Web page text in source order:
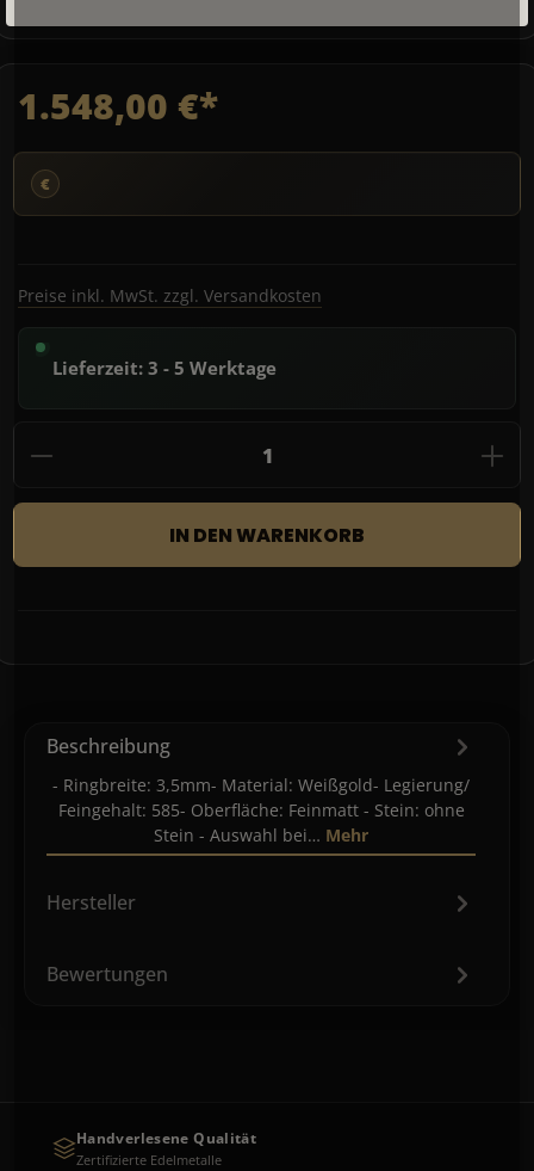
1.548,00 €*
Preise inkl. MwSt. zzgl. Versandkosten
Lieferzeit: 3 - 5 Werktage
Produkt Anzahl: Gib den gewünschten
IN DEN WARENKORB
Beschreibung
- Ringbreite: 3,5mm- Material: Weißgold- Legierung/
Feingehalt: 585- Oberfläche: Feinmatt - Stein: ohne
Stein - Auswahl bei… Mehr
Hersteller
Bewertungen
Handverlesene Qualität
Zertifizierte Edelmetalle